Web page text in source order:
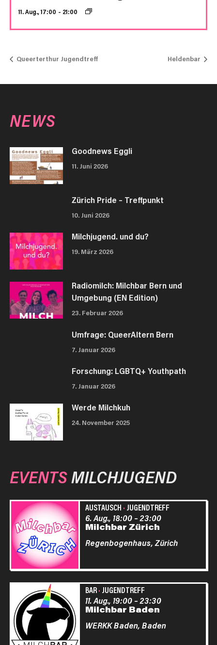
11. Aug., 17:00 – 21:00
Queerterthur Jugendtreff Heldenbar
NEWS
Goodnews Eggli
11. Juni 2026
Zürich Pride – Treffpunkt
10. Juni 2026
Milchjugend. und du?
19. März 2026
Radiomilch: Milchbar Bern und
Umgebung (EN Edition)
23. Februar 2026
Umfrage: QueerAltern Bern
7. Januar 2026
Forschung: LGBTQ+ Youthpath
7. Januar 2026
Werde Milchkuh
24. November 2025
EVENTSMILCHJUGEND
AUSTAUSCH · JUGENDTREFF
Milchbar Zürich
6. Aug., 18:00–23:00
Regenbogenhaus, Zürich
BAR· JUGENDTREFF
Milchbar Baden
11. Aug., 19:00–23:30
WERKK Baden, Baden